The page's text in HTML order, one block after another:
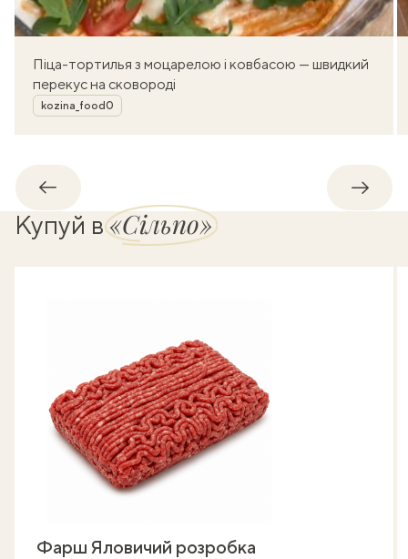
Піца-тортилья з моцарелою і ковбасою — швидкий
перекус на сковороді
Автор
kozina_food0
Назад
Купуй в«Сільпо»
Фарш Яловичий розробка